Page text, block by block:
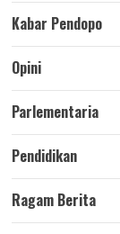
Kabar Pendopo
Opini
Parlementaria
Pendidikan
Ragam Berita